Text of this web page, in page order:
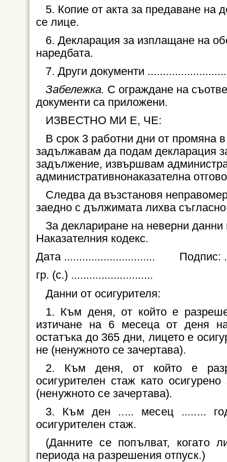
5. Копие от акта за предаване на
се лице.
6. Декларация за изплащане на
наредбата.
7. Други документи
Забележка. С ограждане на
документи са приложени.
ИЗВЕСТНО МИ Е, ЧЕ:
В срок 3 работни дни от промяна
задължавам да подам декларация
задължение, извършвам
административнонаказателна
Следва да възстановя
заедно с дължимата лихва
За деклариране на неверни данни
Наказателния кодекс.
Дата .............................. Подпис:
гр. (с.) ...........................
Данни от осигурителя:
1. Към деня, от който е
изтичане на 6 месеца от деня
остатъка до 365 дни, лицето е
не (ненужното се зачертава).
2. Към деня, от който е
осигурителен стаж като
(ненужното се зачертава).
3. Към ден ..... месец ........
осигурителен стаж.
(Данните се попълват, когато
периода на разрешения отпуск.)